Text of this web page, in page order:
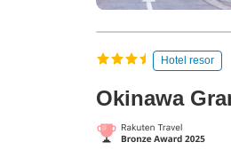
Hotel resor
Okinawa